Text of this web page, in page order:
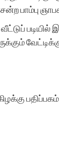
பாம்பு
கிழக்கு